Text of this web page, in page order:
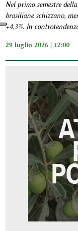
Nel primo semestre
brasiliane schizzano,
+4,3%. In
29 luglio 2026 | 12:00